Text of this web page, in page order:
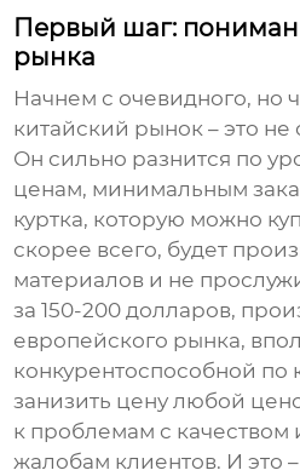
Первый шаг:
рынка
Начнем с очевидного, но
китайский рынок – это
Он сильно разнится по
ценам, минимальным
куртка, которую можно
скорее всего, будет
материалов и не
за 150-200 долларов,
европейского рынка,
конкурентоспособной по
занизить цену любой
к проблемам с
жалобам клиентов. И это